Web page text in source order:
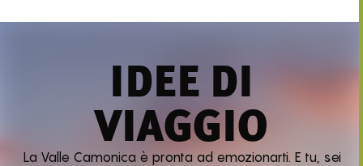
IDEE DI
VIAGGIO
La Valle Camonica è pronta ad emozionarti. E tu, sei